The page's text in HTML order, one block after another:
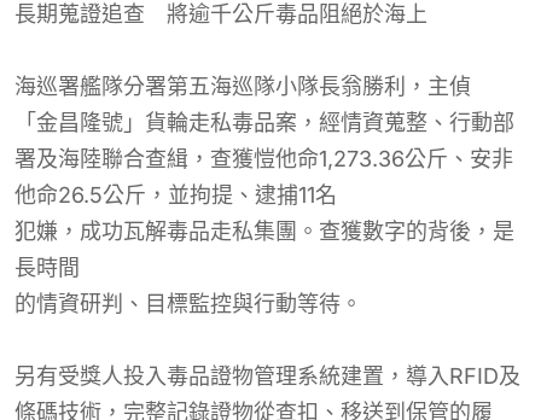
長期蒐證追查 將逾千公斤毒品阻絕於海上
海巡署艦隊分署第五海巡隊小隊長翁勝利，主偵
「金昌隆號」貨輪走私毒品案，經情資蒐整、行動部
署及海陸聯合查緝，查獲愷他命1,273.36公斤、安非
他命26.5公斤，並拘提、逮捕11名
犯嫌，成功瓦解毒品走私集團。查獲數字的背後，是
長時間
的情資研判 、目標監控與行動等待。
另有受獎人投入毒品證物管理系統建置，導入RFID及
條碼技術，完整記錄證物從查扣、移送到保管的履